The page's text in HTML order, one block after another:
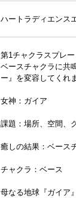
ハートラディエンス
第1チャクラスプレー
ベースチャクラに共
ー』を変容してくれ
女神：ガイア
課題：場所、空間、
癒しの結果：ベース
チャクラ：ベース
母なる地球『ガイア